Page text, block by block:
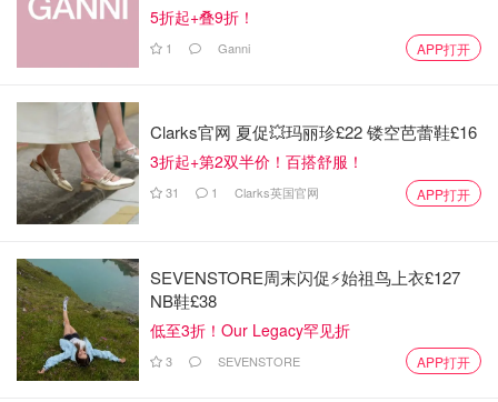
5折起+叠9折！
1 Ganni APP打开
Clarks官网 夏促💥玛丽珍£22 镂空芭蕾鞋£16
3折起+第2双半价！百搭舒服！
31 1 Clarks英国官网 APP打开
SEVENSTORE周末闪促⚡️始祖鸟上衣£127
NB鞋£38
低至3折！Our Legacy罕见折
3 SEVENSTORE APP打开